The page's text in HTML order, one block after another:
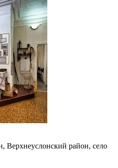
Верхнеуслонский район, село